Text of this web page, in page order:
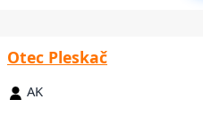
Otec Pleskač
AK